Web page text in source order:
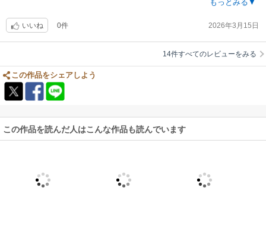
もっとみる▼
いいね 0件 2026年3月15日
14件すべてのレビューをみる
この作品をシェアしよう
この作品を読んだ人はこんな作品も読んでいます